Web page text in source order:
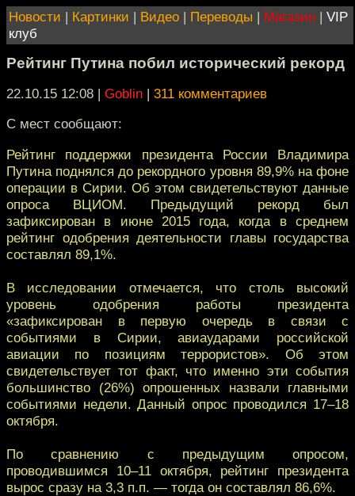
Новости | Картинки | Видео | Переводы | Магазин | VIP
клуб
Рейтинг Путина побил исторический рекорд
22.10.15 12:08 | Goblin | 311 комментариев
С мест сообщают:
Рейтинг поддержки президента России Владимира
Путина поднялся до рекордного уровня 89,9% на фоне
операции в Сирии. Об этом свидетельствуют данные
опроса ВЦИОМ. ​Предыдущий рекорд был
зафиксирован в июне 2015 года, когда в среднем
рейтинг одобрения деятельности главы государства
составлял 89,1%.
В исследовании отмечается, что столь высокий
уровень одобрения работы президента
«зафиксирован в первую очередь в связи с
событиями в Сирии, авиаударами российской
авиации по позициям террористов». Об этом
свидетельствует тот факт, что именно эти события
большинство (26%) опрошенных назвали главными
событиями недели. Данный опрос проводился 17–18
октября.
По сравнению с предыдущим опросом,
проводившимся 10–11 октября, рейтинг президента
вырос сразу на 3,3 п.п. — тогда он составлял 86,6%.